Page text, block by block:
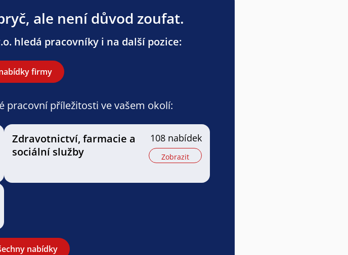
ale není důvod zoufat.
hledá pracovníky i na další pozice:
firmy
pracovní příležitosti ve vašem okolí:
Zdravotnictví, farmacie a
sociální služby
108 nabídek
Zobrazit
nabídky